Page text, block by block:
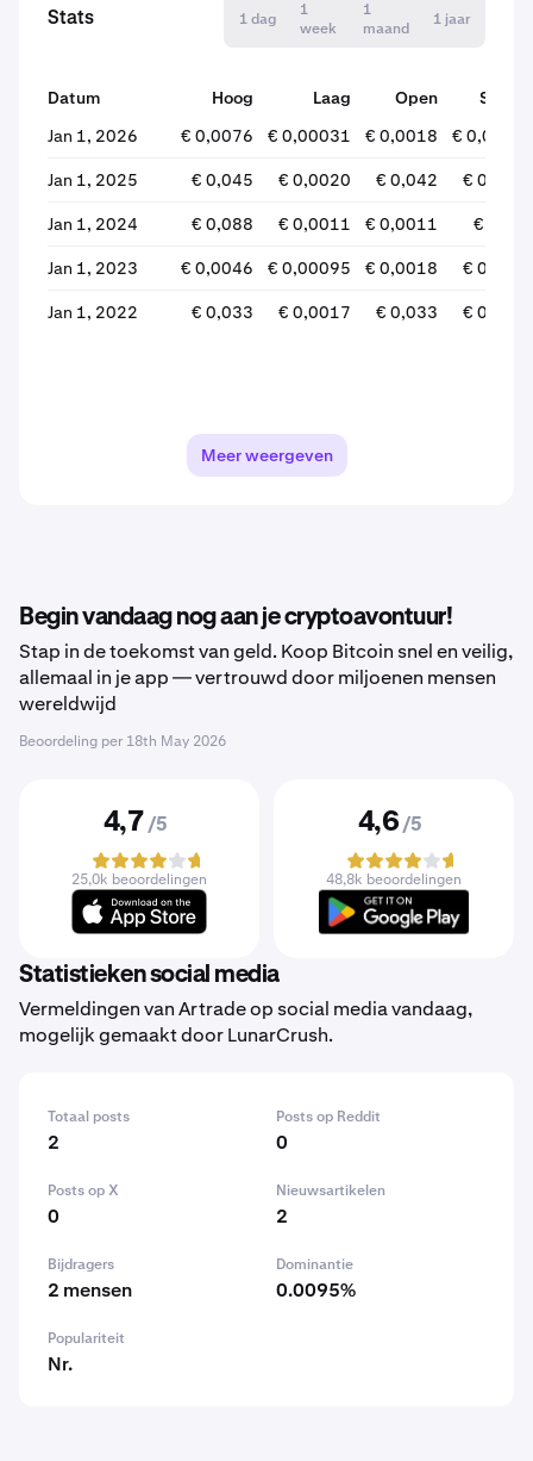
Stats 1 dag
1
week
1
maand
1 jaar
Datum Hoog Laag Open
Jan 1, 2026
€ 0,0076 € 0,00031 € 0,0018 €
Jan 1, 2025 € 0,045 € 0,0020 € 0,042 €
Jan 1, 2024 € 0,088 € 0,0011 € 0,0011 €
Jan 1, 2023 € 0,0046 € 0,00095 € 0,0018 €
Jan 1, 2022 € 0,033 € 0,0017 € 0,033 €
Meer weergeven
Begin vandaag nog aan je cryptoavontuur!
Stap in de toekomst van geld. Koop Bitcoin snel en veilig,
allemaal in je app — vertrouwd door miljoenen mensen
wereldwijd
Beoordeling per 18th May 2026
4,7 /5
25,0k beoordelingen
4,6 /5
48,8k beoordelingen
Statistieken social media
Vermeldingen van Artrade op social media vandaag,
mogelijk gemaakt door LunarCrush.
Totaal posts
2
Posts op Reddit
0
Posts op X
0
Nieuwsartikelen
2
Bijdragers
2 mensen
Dominantie
0.0095%
Populariteit
Nr.